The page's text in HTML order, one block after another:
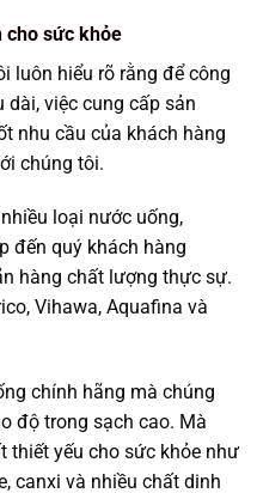
cho sức khỏe
luôn hiểu rõ rằng để công
việc cung cấp sản
nhu cầu của khách hàng
chúng tôi.
loại nước uống,
đến quý khách hàng
hàng chất lượng thực sự.
Vihawa, Aquafina và
chính hãng mà chúng
độ trong sạch cao. Mà
thiết yếu cho sức khỏe như
canxi và nhiều chất dinh